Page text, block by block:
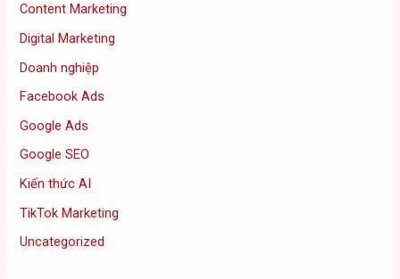
Content Marketing
Digital Marketing
Doanh nghiệp
Facebook Ads
Google Ads
Google SEO
Kiến thức AI
TikTok Marketing
Uncategorized